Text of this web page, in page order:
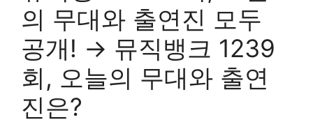
의 무대와 출연진 모두
공개! → 뮤직뱅크 1239
회, 오늘의 무대와 출연
진은?